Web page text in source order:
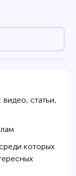
статьи,
которых